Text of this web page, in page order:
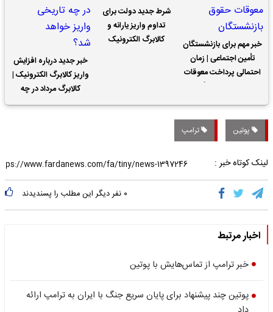
خبر مهم برای بازنشستگان
تأمین اجتماعی | زمان
احتمالی پرداخت معوقات
شرط جدید دولت برای
تداوم واریز یارانه و
کالابرگ الکترونیک
خبر جدید درباره افزایش
واریز کالابرگ الکترونیک |
کالابرگ مرداد در چه
تاریخی واریز خواهد شد؟
پوتین ترامپ
لینک کوتاه خبر :
۰ نفر دیگر این مطلب را پسندیدند
اخبار مرتبط
خبر ترامپ از تماس‌هایش با پوتین
پوتین چند پیشنهاد برای پایان سریع جنگ با ایران به ترامپ ارائه